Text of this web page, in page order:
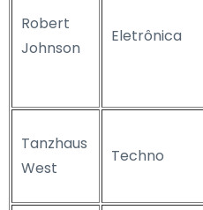
Robert
Johnson
Eletrônica
Tanzhaus
West
Techno